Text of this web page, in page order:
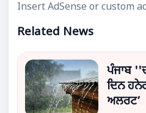
Insert AdSense or custom
Related News
ਪੰਜਾਬ
ਦਿਨ
ਅਲਰਟ’